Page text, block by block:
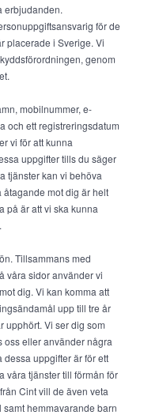
erbjudanden.
för de
placerade i Sverige. Vi
genom
mobilnummer, e-
och ett registreringsdatum
vi för att kunna
uppgifter tills du säger
tjänster kan vi behöva
mot dig är helt
på är att vi ska kunna
Tillsammans med
våra sidor använder vi
dig. Vi kan komma att
upp till tre år
upphört. Vi ser dig som
oss eller använder några
dessa uppgifter är för ett
våra tjänster till förmån för
Cint vill de även veta
hemmavarande barn